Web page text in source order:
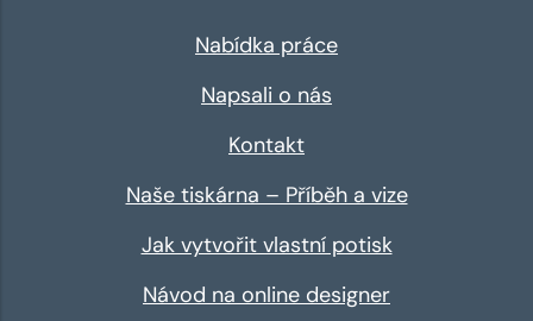
Nabídka práce
Napsali o nás
Kontakt
Naše tiskárna – Příběh a vize
Jak vytvořit vlastní potisk
Návod na online designer